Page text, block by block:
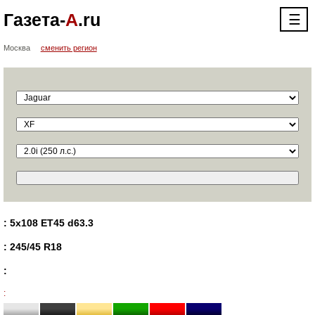
Газета-А.ru ☰
Москва сменить регион
: 5x108 ET45 d63.3
: 245/45 R18
:
: